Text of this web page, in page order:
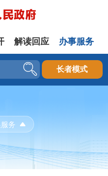
解读回应 办事服务
长者模式
务